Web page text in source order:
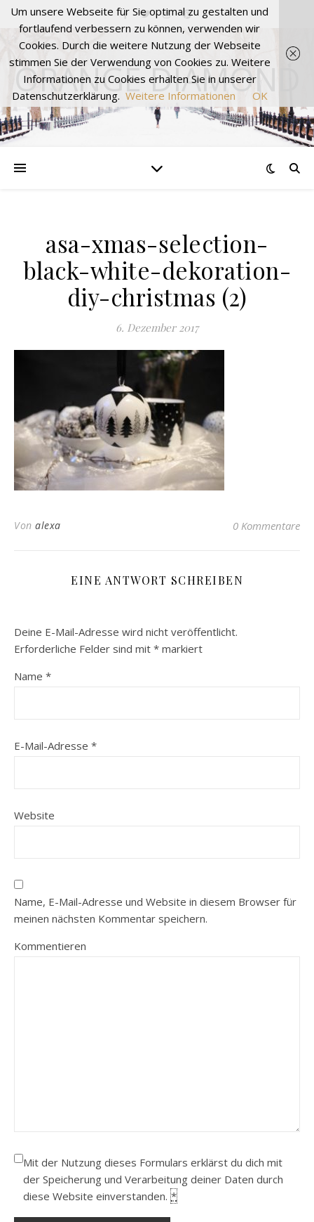
ORANGE DIAMOND
asa-xmas-selection-
black-white-dekoration-
diy-christmas (2)
6. Dezember 2017
Von alexa 0 Kommentare
EINE ANTWORT SCHREIBEN
Deine E-Mail-Adresse wird nicht veröffentlicht.
Erforderliche Felder sind mit * markiert
Name *
E-Mail-Adresse *
Website
Name, E-Mail-Adresse und Website in diesem Browser für
meinen nächsten Kommentar speichern.
Kommentieren
Mit der Nutzung dieses Formulars erklärst du dich mit
der Speicherung und Verarbeitung deiner Daten durch
diese Website einverstanden. *
Um unsere Webseite für Sie optimal zu gestalten und
fortlaufend verbessern zu können, verwenden wir
Cookies. Durch die weitere Nutzung der Webseite
stimmen Sie der Verwendung von Cookies zu. Weitere
Informationen zu Cookies erhalten Sie in unserer
Datenschutzerklärung. Weitere Informationen OK